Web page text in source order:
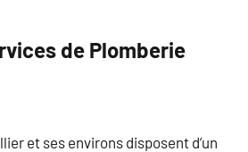
de Plomberie
et ses environs disposent d’un